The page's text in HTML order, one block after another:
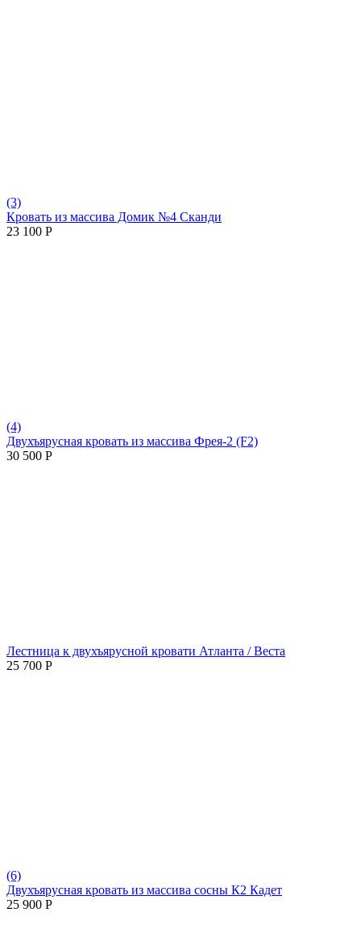
(3)
Кровать из массива Домик №4 Сканди
23 100 Р
(4)
Двухъярусная кровать из массива Фрея-2 (F2)
30 500 Р
Лестница к двухъярусной кровати Атланта / Веста
25 700 Р
(6)
Двухъярусная кровать из массива сосны К2 Кадет
25 900 Р